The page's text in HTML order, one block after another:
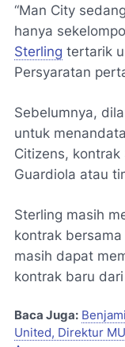
“Man City
hanya
Sterling tertarik
Persyaratan
Sebelumnya,
untuk
Citizens,
Guardiola atau
Sterling masih
kontrak
masih dapat
kontrak baru
Baca Juga:
United, Direktur